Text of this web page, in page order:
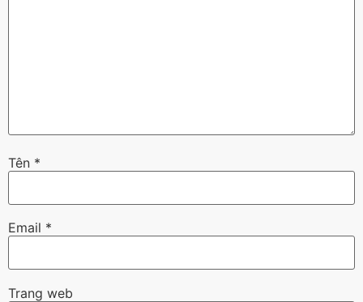
Tên *
Email *
Trang web